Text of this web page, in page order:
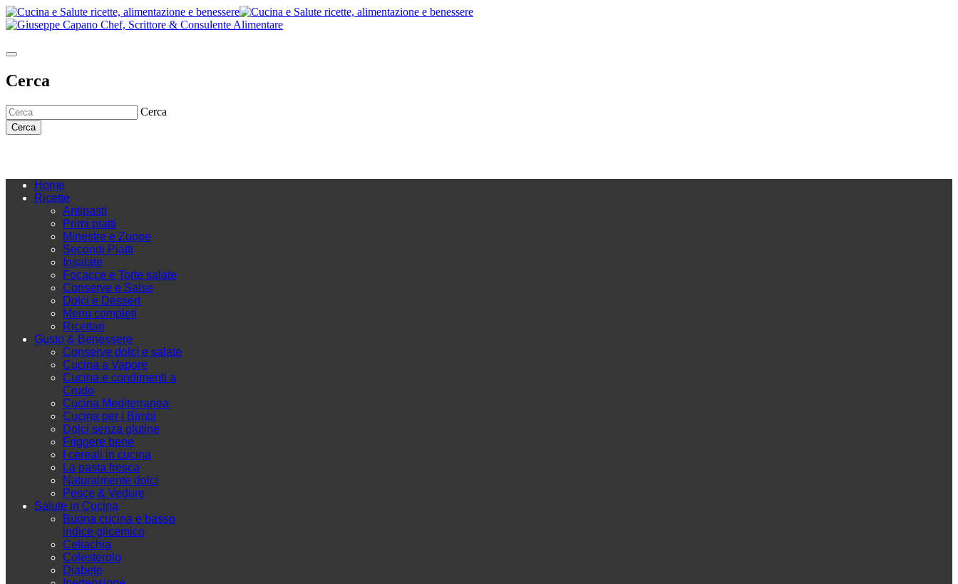
Cerca
Cerca
Cerca
Home
Ricette
Antipasti
Primi piatti
Minestre e Zuppe
Secondi Piatti
Insalate
Focacce e Torte salate
Conserve e Salse
Dolci e Dessert
Menu completi
Ricettari
Gusto & Benessere
Conserve dolci e salate
Cucina a Vapore
Cucina e condimenti a
Crudo
Cucina Mediterranea
Cucina per i Bimbi
Dolci senza glutine
Friggere bene
I cereali in cucina
La pasta fresca
Naturalmente dolci
Pesce & Vedure
Salute in Cucina
Buona cucina e basso
indice glicemico
Celiachia
Colesterolo
Diabete